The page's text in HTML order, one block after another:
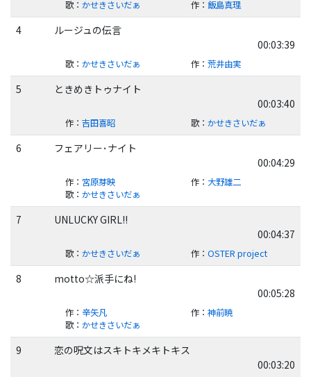
歌： かせきさいだぁ 作： 飯島真理
4
ルージュの伝言
00:03:39
歌： かせきさいだぁ 作： 荒井由実
5
ときめきトゥナイト
00:03:40
作： 吉田喜昭 歌： かせきさいだぁ
6
フェアリー･ナイト
00:04:29
作： 宮原芽映 作： 大野雄二
歌： かせきさいだぁ
7
UNLUCKY GIRL!!
00:04:37
歌： かせきさいだぁ 作： OSTER project
8
motto☆派手にね!
00:05:28
作： 辛矢凡 作： 神前暁
歌： かせきさいだぁ
9
恋の呪文はスキトキメキトキス
00:03:20